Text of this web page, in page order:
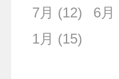
7月 (12) 6月
1月 (15)